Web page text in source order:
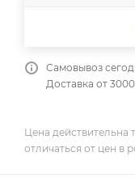
Самовывоз
Доставка от
Цена действительна
отличаться от цен в